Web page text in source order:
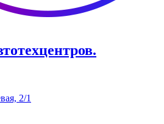
2/1